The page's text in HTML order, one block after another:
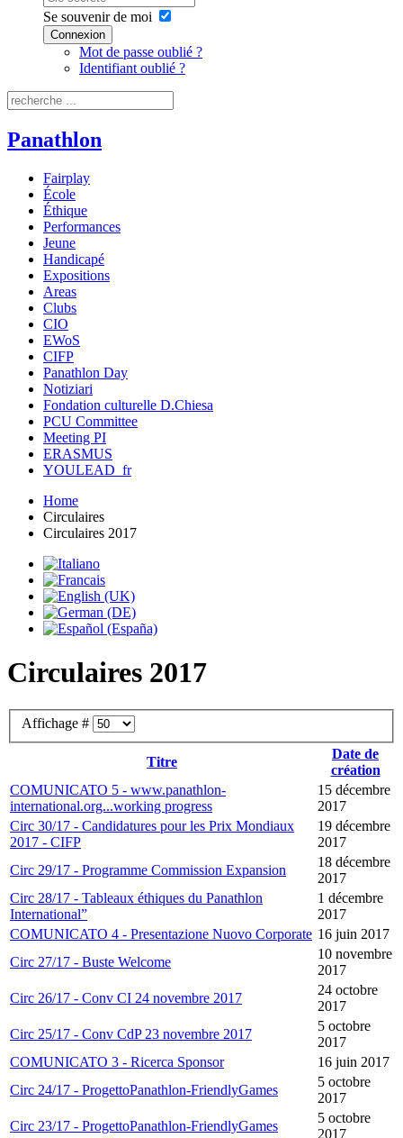
Se souvenir de moi
Connexion
Mot de passe oublié ?
Identifiant oublié ?
Panathlon
Fairplay
École
Éthique
Performances
Jeune
Handicapé
Expositions
Areas
Clubs
CIO
EWoS
CIFP
Panathlon Day
Notiziari
Fondation culturelle D.Chiesa
PCU Committee
Meeting PI
ERASMUS
YOULEAD_fr
Home
Circulaires
Circulaires 2017
Circulaires 2017
Affichage #
Titre
Date de
création
COMUNICATO 5 - www.panathlon-
international.org...working progress
15 décembre
2017
Circ 30/17 - Candidatures pour les Prix Mondiaux
2017 - CIFP
19 décembre
2017
Circ 29/17 - Programme Commission Expansion
18 décembre
2017
Circ 28/17 - Tableaux éthiques du Panathlon
International”
1 décembre
2017
COMUNICATO 4 - Presentazione Nuovo Corporate 16 juin 2017
Circ 27/17 - Buste Welcome
10 novembre
2017
Circ 26/17 - Conv CI 24 novembre 2017
24 octobre
2017
Circ 25/17 - Conv CdP 23 novembre 2017
5 octobre
2017
COMUNICATO 3 - Ricerca Sponsor
16 juin 2017
Circ 24/17 - ProgettoPanathlon-FriendlyGames
5 octobre
2017
Circ 23/17 - ProgettoPanathlon-FriendlyGames
5 octobre
2017